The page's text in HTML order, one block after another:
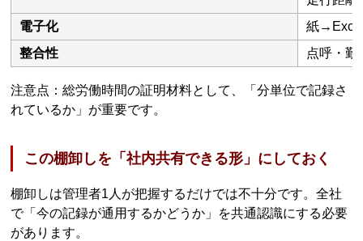
電子化
紙
整合性
点呼・勤
注意点：総労働時間の証明材料として、「分単位で記録さ
れているか」が重要です。
この棚卸しを「社内共有できる形」にしておく
棚卸しは管理者1人が把握するだけでは不十分です。全社
で「今の記録が通用するかどうか」を共通認識にする必要
があります。